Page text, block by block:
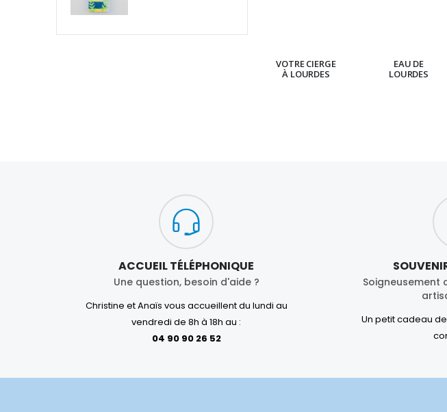
VOTRE CIERGE
À LOURDES
EAU DE
LOURDES
ACCUEIL TÉLÉPHONIQUE
Une question, besoin d'aide ?
Christine et Anaïs vous accueillent du lundi au
vendredi de 8h à 18h au :
04 90 90 26 52
Soigneusement
Un petit cadeau